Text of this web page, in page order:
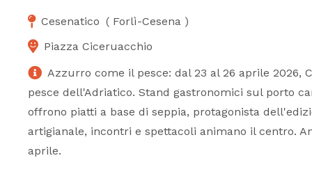
Cesenatico ( Forlì-Cesena )
Piazza Ciceruacchio
Azzurro come il pesce: dal 23 al 26 aprile 2026,
pesce dell'Adriatico. Stand gastronomici sul porto
offrono piatti a base di seppia, protagonista
artigianale, incontri e spettacoli animano il centro.
aprile.